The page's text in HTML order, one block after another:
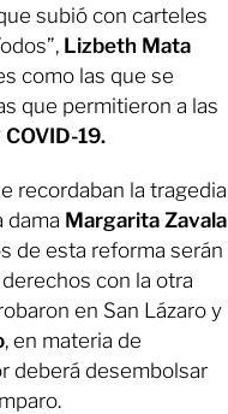
subió con carteles
Lizbeth Mata
como las que se
que permitieron a las
COVID-19.
recordaban la tragedia
dama Margarita Zavala
de esta reforma serán
con la otra
en San Lázaro y
, en materia de
deberá desembolsar